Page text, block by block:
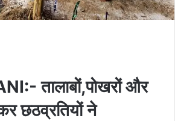
तालाबों,पोखरों और
छठव्रतियों ने